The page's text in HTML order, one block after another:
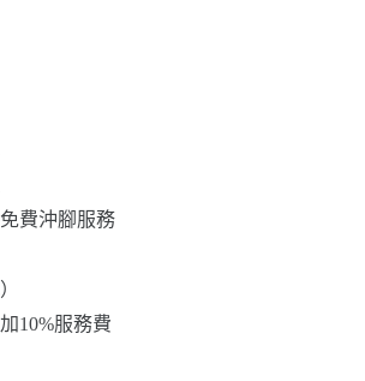
費沖腳服務
10%服務費